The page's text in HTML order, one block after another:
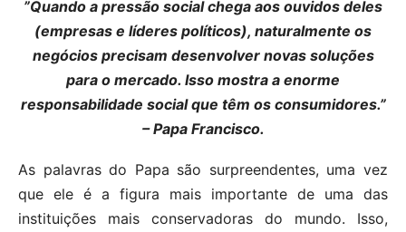
”Quando a pressão social chega aos ouvidos deles
(empresas e líderes políticos), naturalmente os
negócios precisam desenvolver novas soluções
para o mercado. Isso mostra a enorme
responsabilidade social que têm os consumidores.”
– Papa Francisco.
As palavras do Papa são surpreendentes, uma vez
que ele é a figura mais importante de uma das
instituições mais conservadoras do mundo. Isso,